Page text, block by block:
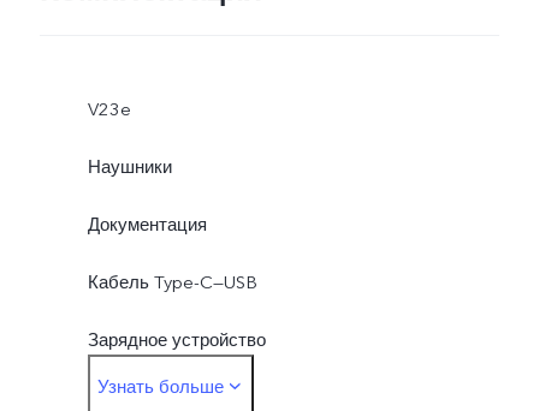
V23e
Наушники
Документация
Кабель Type-C—USB
Зарядное устройство
Переходник для наушников Type-C—3,5 мм
Узнать больше